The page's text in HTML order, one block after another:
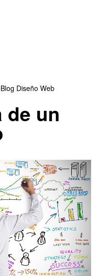
Blog Diseño Web
de un